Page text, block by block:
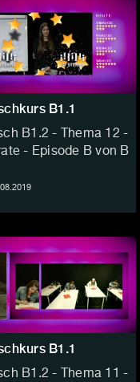
B1.1
B1.2 - Thema 12 -
- Episode B von B
B1.1
B1.2 - Thema 11 -